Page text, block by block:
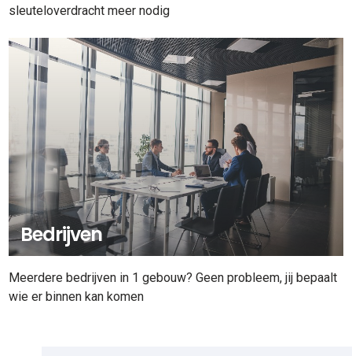
sleuteloverdracht meer nodig
Bedrijven
Meerdere bedrijven in 1 gebouw? Geen probleem, jij bepaalt
wie er binnen kan komen